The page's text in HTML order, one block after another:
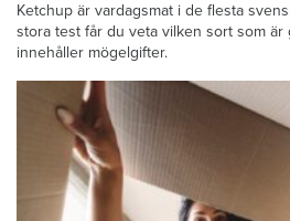
Ketchup är vardagsmat i de flesta
stora test får du veta vilken sort som är
innehåller mögelgifter.